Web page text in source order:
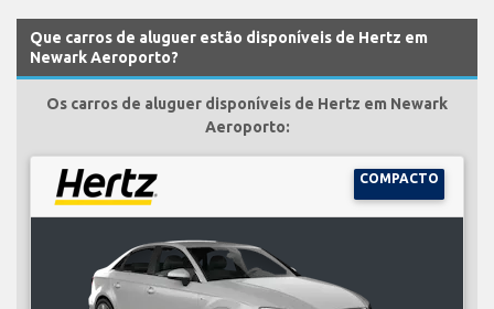
Que carros de aluguer estão disponíveis de Hertz em
Newark Aeroporto?
Os carros de aluguer disponíveis de Hertz em Newark
Aeroporto:
COMPACTO